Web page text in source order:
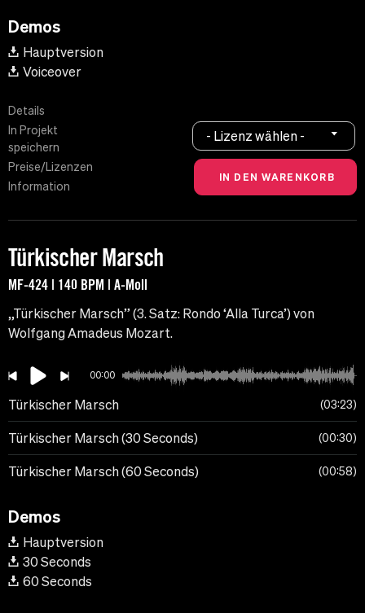
Demos
Hauptversion
Voiceover
Details
In Projekt
speichern
Preise/Lizenzen
Information
- Lizenz wählen -
Türkischer Marsch
MF-424 | 140 BPM | A-Moll
„Türkischer Marsch” (3. Satz: Rondo ‘Alla Turca’) von
Wolfgang Amadeus Mozart.
00:00
Türkischer Marsch 03:23
Türkischer Marsch (30 Seconds) 00:30
Türkischer Marsch (60 Seconds) 00:58
Demos
Hauptversion
30 Seconds
60 Seconds